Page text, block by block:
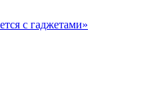
с гаджетами»